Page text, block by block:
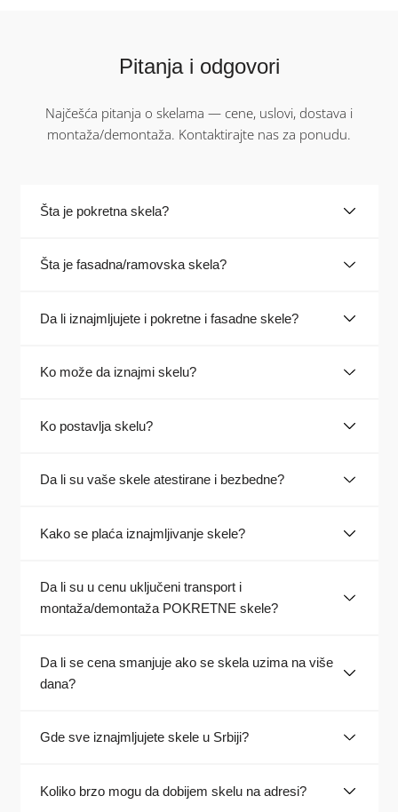
Pitanja i odgovori
Najčešća pitanja o skelama — cene, uslovi, dostava i
montaža/demontaža. Kontaktirajte nas za ponudu.
Šta je pokretna skela?
Šta je fasadna/ramovska skela?
Da li iznajmljujete i pokretne i fasadne skele?
Ko može da iznajmi skelu?
Ko postavlja skelu?
Da li su vaše skele atestirane i bezbedne?
Kako se plaća iznajmljivanje skele?
Da li su u cenu uključeni transport i
montaža/demontaža POKRETNE skele?
Da li se cena smanjuje ako se skela uzima na više
dana?
Gde sve iznajmljujete skele u Srbiji?
Koliko brzo mogu da dobijem skelu na adresi?